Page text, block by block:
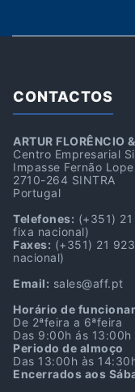
CONTACTOS
ARTUR FLORÊNCIO
Centro Empresarial
Impasse Fernão
2710-264 SINTRA
Portugal
Telefones: (+351)
fixa nacional)
Faxes: (+351) 21
nacional)
Email: sales@aff.pt
Horário de
De 2ªfeira a 6ªfeira
Das 9:00h ás
Periodo de almoço
Das 13:00h às
Encerrados aos